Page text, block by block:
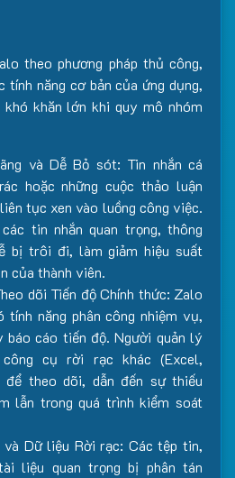
theo phương pháp thủ công,
tính năng cơ bản của ứng dụng,
khó khăn lớn khi quy mô nhóm
và Dễ Bỏ sót: Tin nhắn cá
hoặc những cuộc thảo luận
tục xen vào luồng công việc.
tin nhắn quan trọng, thông
bị trôi đi, làm giảm hiệu suất
của thành viên.
dõi Tiến độ Chính thức: Zalo
tính năng phân công nhiệm vụ,
báo cáo tiến độ. Người quản lý
cụ rời rạc khác (Excel,
để theo dõi, dẫn đến sự thiếu
lẫn trong quá trình kiểm soát
Dữ liệu Rời rạc: Các tệp tin,
liệu quan trọng bị phân tán